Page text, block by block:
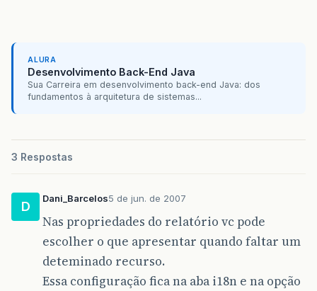
ALURA
Desenvolvimento Back-End Java
Sua Carreira em desenvolvimento back-end Java: dos
fundamentos à arquitetura de sistemas...
3 Respostas
D
Dani_Barcelos5 de jun. de 2007
Nas propriedades do relatório vc pode
escolher o que apresentar quando faltar um
deteminado recurso.
Essa configuração fica na aba i18n e na opção